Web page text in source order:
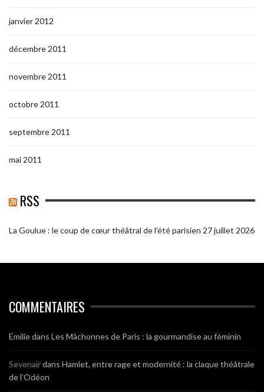
janvier 2012
décembre 2011
novembre 2011
octobre 2011
septembre 2011
mai 2011
RSS
La Goulue : le coup de cœur théâtral de l’été parisien 27 juillet 2026
COMMENTAIRES
Emiliedans Les Mâchonnes de Paris : la gourmandise au féminin
Sevenairdans Hamlet, entre rage et modernité : la claque théâtrale
de l’Odéon